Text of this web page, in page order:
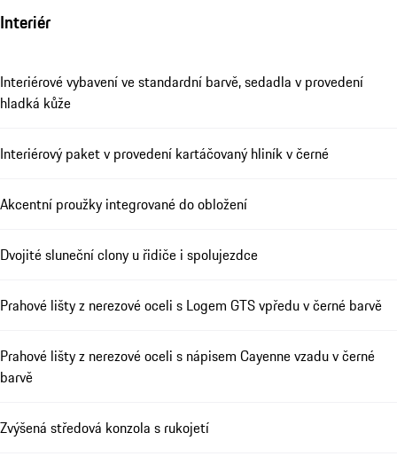
Interiér
Interiérové vybavení ve standardní barvě, sedadla v provedení
hladká kůže
Interiérový paket v provedení kartáčovaný hliník v černé
Akcentní proužky integrované do obložení
Dvojité sluneční clony u řidiče i spolujezdce
Prahové lišty z nerezové oceli s Logem GTS vpředu v černé barvě
Prahové lišty z nerezové oceli s nápisem Cayenne vzadu v černé
barvě
Zvýšená středová konzola s rukojetí